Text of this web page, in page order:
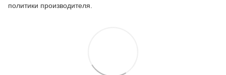
политики производителя.